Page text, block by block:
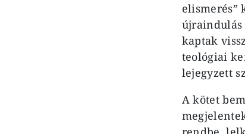
elismerés”
kaptak
teológiai
lejegyzett
A kötet